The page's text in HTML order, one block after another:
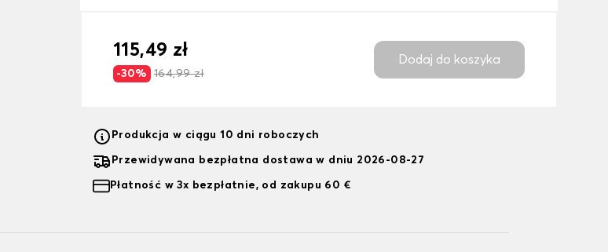
115,49 zł
-30% 164,99 zł
Dodaj do koszyka
Produkcja w ciągu 10 dni roboczych
Przewidywana bezpłatna dostawa w dniu 2026-08-27
Płatność w 3x bezpłatnie, od zakupu 60 €